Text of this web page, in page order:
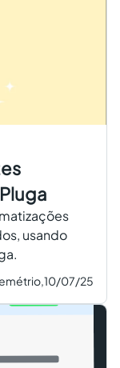
usando
10/07/25